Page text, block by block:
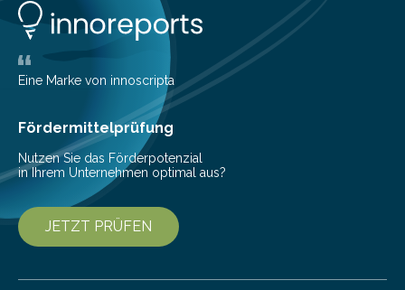
Eine Marke von innoscripta
Fördermittelprüfung
Nutzen Sie das Förderpotenzial
in Ihrem Unternehmen optimal aus?
JETZT PRÜFEN